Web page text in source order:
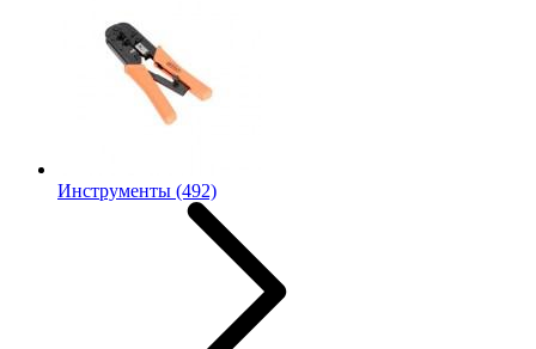
Инструменты (492)